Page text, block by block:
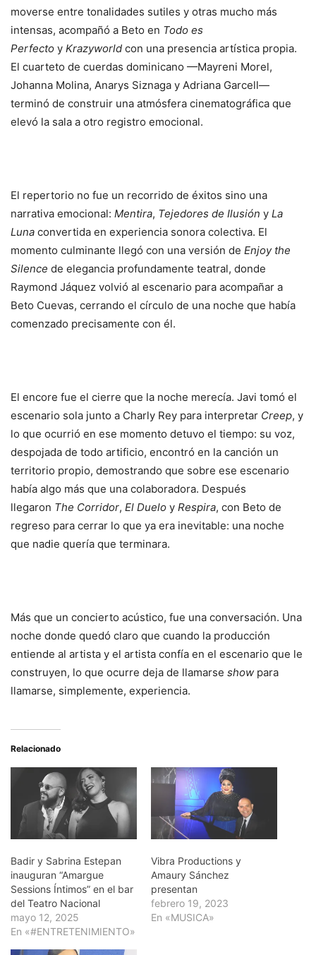
moverse entre tonalidades sutiles y otras mucho más
intensas, acompañó a Beto en Todo es
Perfecto y Krazyworld con una presencia artística propia.
El cuarteto de cuerdas dominicano —Mayreni Morel,
Johanna Molina, Anarys Siznaga y Adriana Garcell—
terminó de construir una atmósfera cinematográfica que
elevó la sala a otro registro emocional.
El repertorio no fue un recorrido de éxitos sino una
narrativa emocional: Mentira, Tejedores de Ilusión y La
Luna convertida en experiencia sonora colectiva. El
momento culminante llegó con una versión de Enjoy the
Silence de elegancia profundamente teatral, donde
Raymond Jáquez volvió al escenario para acompañar a
Beto Cuevas, cerrando el círculo de una noche que había
comenzado precisamente con él.
El encore fue el cierre que la noche merecía. Javi tomó el
escenario sola junto a Charly Rey para interpretar Creep, y
lo que ocurrió en ese momento detuvo el tiempo: su voz,
despojada de todo artificio, encontró en la canción un
territorio propio, demostrando que sobre ese escenario
había algo más que una colaboradora. Después
llegaron The Corridor, El Duelo y Respira, con Beto de
regreso para cerrar lo que ya era inevitable: una noche
que nadie quería que terminara.
Más que un concierto acústico, fue una conversación. Una
noche donde quedó claro que cuando la producción
entiende al artista y el artista confía en el escenario que le
construyen, lo que ocurre deja de llamarse show para
llamarse, simplemente, experiencia.
Relacionado
Badir y Sabrina Estepan
inauguran “Amargue
Sessions Íntimos” en el bar
del Teatro Nacional
mayo 12, 2025
En «#ENTRETENIMIENTO»
Vibra Productions y
Amaury Sánchez
presentan
febrero 19, 2023
En «MUSICA»